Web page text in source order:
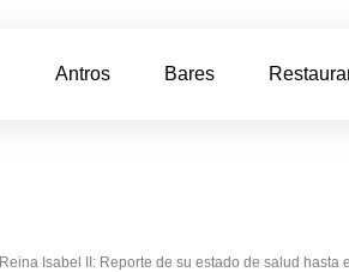
Antros Bares
Reina Isabel II: Reporte de su estado de salud hasta